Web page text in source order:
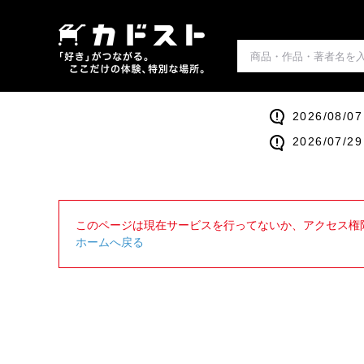
2026/08/07
2026/07/29
このページは現在サービスを行ってないか、アクセス
ホームへ戻る